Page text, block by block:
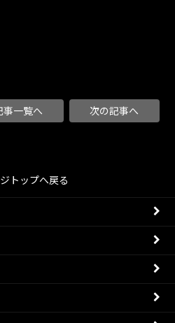
事一覧へ 次の記事へ
トップへ戻る